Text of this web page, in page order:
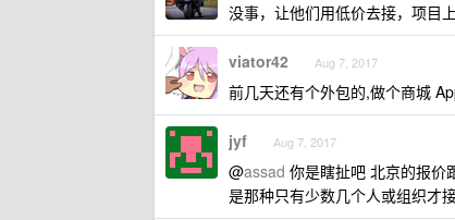
没事，让他们用低价去接，项目
viator42 Aug 7, 2017
前几天还有个外包的,做个商城
jyf Aug 7, 2017
@assad 你是瞎扯吧 北京的报价
是那种只有少数几个人或组织才